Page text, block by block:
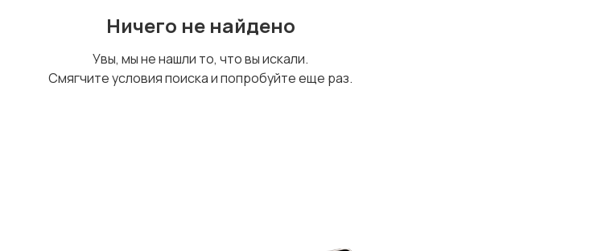
Ничего не найдено
Увы, мы не нашли то, что вы искали.
Смягчите условия поиска и попробуйте еще раз.